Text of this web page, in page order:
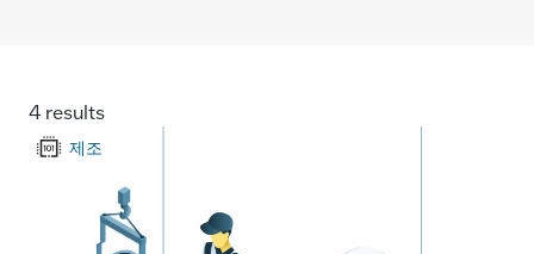
4 results
제조